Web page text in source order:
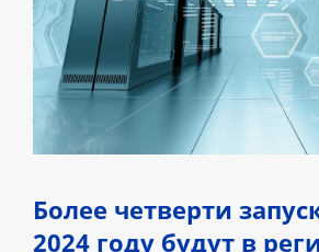
Более четверти
2024 году будут в